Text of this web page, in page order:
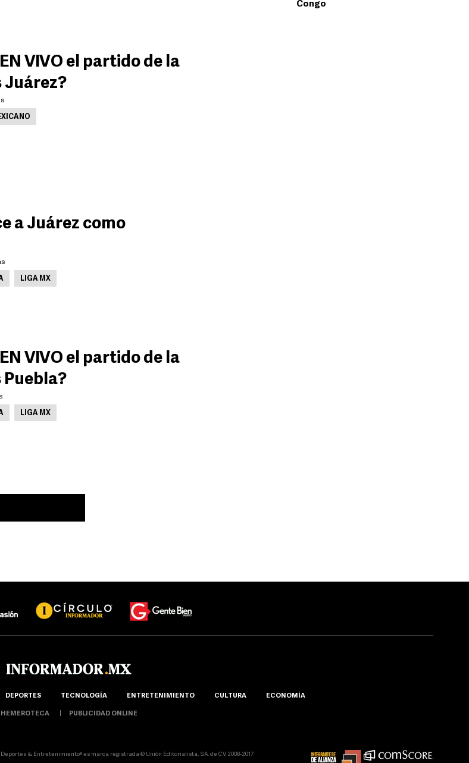
Congo
VIVO el partido de la
Juárez?
a Juárez como
LIGA MX
VIVO el partido de la
Puebla?
LIGA MX
DEPORTES TECNOLOGÍA ENTRETENIMIENTO CULTURA ECONOMÍA
HEMEROTECA PUBLICIDAD ONLINE
& Entretenimiento® es marca registrada © Unión Editorialista, S.A. de C.V. 2008-2017